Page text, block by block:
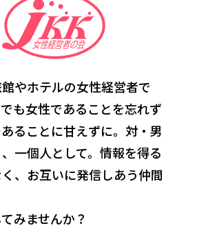
やホテルの女性経営者で
も女性であることを忘れず
ることに甘えずに。対・男
一個人として。情報を得る
、お互いに発信しあう仲間
みませんか？